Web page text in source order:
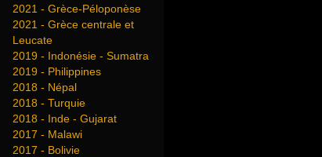
2021 - Grèce-Péloponèse
2021 - Grèce centrale et
Leucate
2019 - Indonésie - Sumatra
2019 - Philippines
2018 - Népal
2018 - Turquie
2018 - Inde - Gujarat
2017 - Malawi
2017 - Bolivie